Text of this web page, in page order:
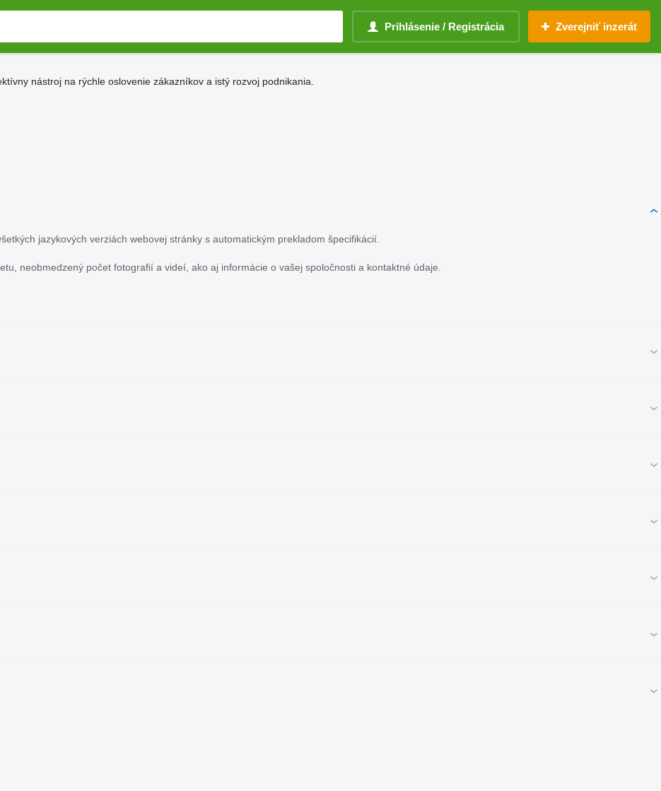
Prihlásenie / Registrácia Zverejniť inzerát
nástroj na rýchle oslovenie zákazníkov a istý rozvoj podnikania.
jazykových verziách webovej stránky s automatickým prekladom špecifikácií.
neobmedzený počet fotografií a videí, ako aj informácie o vašej spoločnosti a kontaktné údaje.